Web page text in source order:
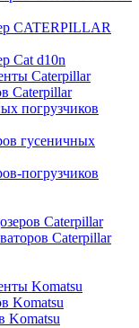
CATERPILLAR
Сat d10n
Caterpillar
Caterpillar
погрузчиков
гусеничных
погрузчиков
Caterpillar
Caterpillar
Komatsu
Komatsu
Komatsu